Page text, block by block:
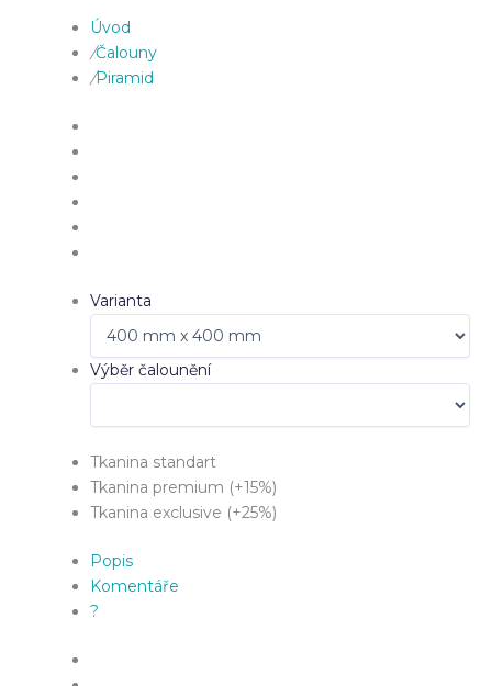
Úvod
/Čalouny
/Piramid
Varianta
Výběr čalounění
Tkanina standart
Tkanina premium (+15%)
Tkanina exclusive (+25%)
Popis
Komentáře
?